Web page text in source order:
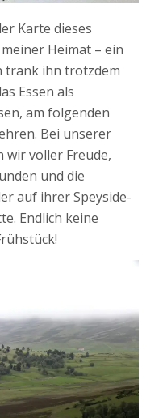
Karte dieses
Heimat – ein
trank ihn trotzdem
Essen als
am folgenden
Bei unserer
wir voller Freude,
und die
auf ihrer Speyside-
Endlich keine